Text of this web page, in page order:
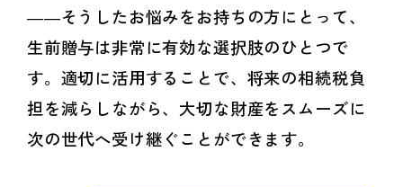
――そうしたお悩みをお持ちの方にとって、
生前贈与は非常に有効な選択肢のひとつで
す。適切に活用することで、将来の相続税負
担を減らしながら、大切な財産をスムーズに
次の世代へ受け継ぐことができます。